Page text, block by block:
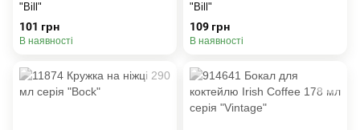
"Bill"
101 грн
В наявності
"Bill"
109 грн
В наявності